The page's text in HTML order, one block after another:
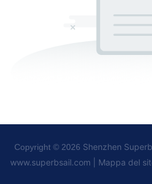
Copyright © 2026 Shenzhen
www.superbsail.com
Mappa del